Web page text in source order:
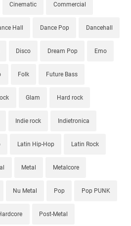
Cinematic Commercial
Hall Dance Pop Dancehall
Disco Dream Pop Emo
Folk Future Bass
Glam Hard rock
Indie rock Indietronica
Latin Hip-Hop Latin Rock
Metal Metalcore
Nu Metal Pop Pop PUNK
Post-Metal